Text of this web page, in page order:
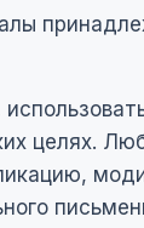
целях.